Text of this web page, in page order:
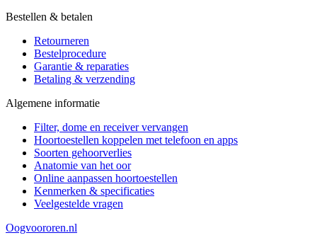
Bestellen & betalen
Retourneren
Bestelprocedure
Garantie & reparaties
Betaling & verzending
Algemene informatie
Filter, dome en receiver vervangen
Hoortoestellen koppelen met telefoon en apps
Soorten gehoorverlies
Anatomie van het oor
Online aanpassen hoortoestellen
Kenmerken & specificaties
Veelgestelde vragen
Oogvoororen.nl